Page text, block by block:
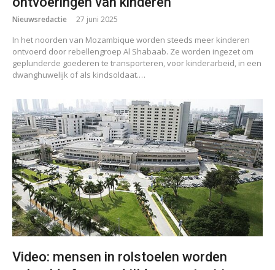
Nieuwsredactie 27 juni 2025
In het noorden van Mozambique worden steeds meer kinderen
ontvoerd door rebellengroep Al Shabaab. Ze worden ingezet om
geplunderde goederen te transporteren, voor kinderarbeid, in een
dwanghuwelijk of als kindsoldaat.…
Video: mensen in rolstoelen worden